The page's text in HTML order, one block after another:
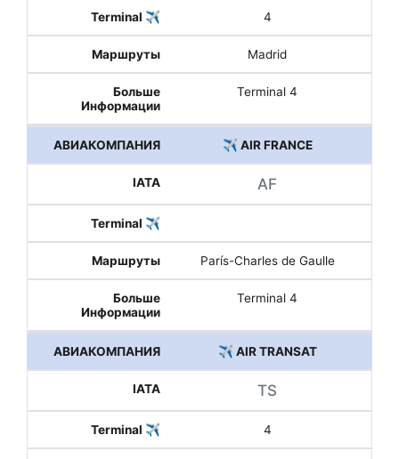
4
Madrid
Terminal 4
✈️ AIR FRANCE
AF
París-Charles de Gaulle
Terminal 4
✈️ AIR TRANSAT
TS
4